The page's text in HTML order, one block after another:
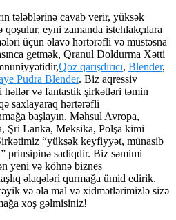
tələblərinə cavab verir, yüksək
eyni zamanda istehlakçılara
üçün əlavə hərtərəfli və müstəsna
getmək, Qranul Doldurma Xətti
Qoz qarışdırıcı, Blender,
Pudra Blender. Biz aqressiv
və fantastik şirkətləri təmin
saxlayaraq hərtərəfli
başlayın. Məhsul Avropa,
Şri Lanka, Meksika, Polşa kimi
“yüksək keyfiyyət, münasib
prinsipinə sadiqdir. Biz səmimi
yeni və köhnə biznes
əlaqələri qurmağa ümid edirik.
və əla mal və xidmətlərimizlə sizə
xoş gəlmisiniz!